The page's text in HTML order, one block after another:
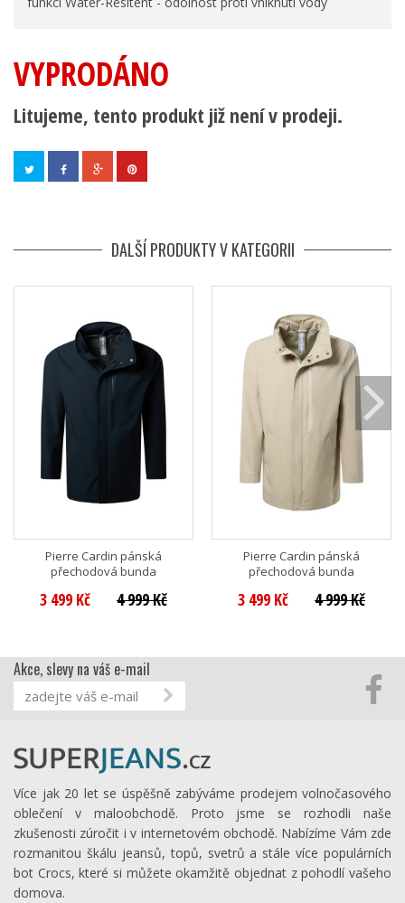
VYPRODÁNO
Litujeme, tento produkt již není v prodeji.
DALŠÍ PRODUKTY V KATEGORII
Pierre Cardin pánská
přechodová bunda
3 499 Kč 4 999 Kč
Pierre Cardin pánská
přechodová bunda
3 499 Kč 4 999 Kč
Akce, slevy na váš e-mail
Více jak 20 let se úspěšně zabýváme prodejem volnočasového
oblečení v maloobchodě. Proto jsme se rozhodli naše
zkušenosti zúročit i v internetovém obchodě. Nabízíme Vám zde
rozmanitou škálu jeansů, topů, svetrů a stále více populárních
bot Crocs, které si můžete okamžitě objednat z pohodlí vašeho
domova.